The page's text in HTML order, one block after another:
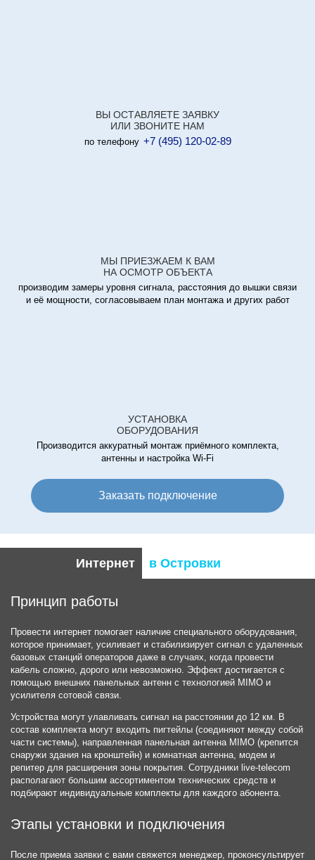
ВЫ ОСТАВЛЯЕТЕ ЗАЯВКУ
ИЛИ ЗВОНИТЕ НАМ
по телефону +7 (495) 120-02-89
МЫ ПРИЕЗЖАЕМ К ВАМ
НА ОСМОТР ОБЪЕКТА
производим замеры уровня сигнала, расстояния до вышки связи
и её мощности, согласовываем план монтажа и других работ
УСТАНОВКА
ОБОРУДОВАНИЯ
Производится аккуратный монтаж приёмного комплекта,
антенны и настройка Wi-Fi
Заказать подключение
Интернет в Островки
Принцип работы
Провести интернет помогает наличие специального оборудования,
которое принимает, усиливает и стабилизирует сигнал с удаленных
базовых станций операторов даже в случаях, когда провести
кабель сложно, дорого или невозможно. Эффект достигается с
помощью внешних панельных антенн с технологией MIMO и
усилителя сотовой связи.
Устройства могут улавливать сигнал на расстоянии до 12 км. В
состав комплекта могут входить пигтейлы (соединяют между собой
части системы), направленная панельная антенна MIMO (крепится
снаружи здания на кронштейн) и комнатная антенна, модем и
репитер для расширения зоны покрытия. Сотрудники live-telecom
располагают большим ассортиментом технических средств и
подбирают индивидуальные комплекты для каждого абонента.
Этапы установки и подключения
После приема заявки с вами свяжется менеджер, проконсультирует